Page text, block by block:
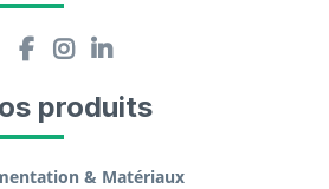
produits
& Matériaux